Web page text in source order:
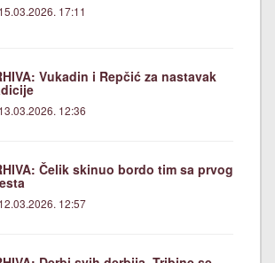
15.03.2026. 17:11
Vukadin i Repčić za nastavak
13.03.2026. 12:36
Čelik skinuo bordo tim sa prvog
12.03.2026. 12:57